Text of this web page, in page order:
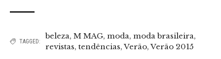
TAGGED:
beleza, M MAG, moda, moda brasileira,
revistas, tendências,Verão,Verão 2015